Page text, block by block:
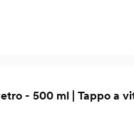
- 500 ml | Tappo a